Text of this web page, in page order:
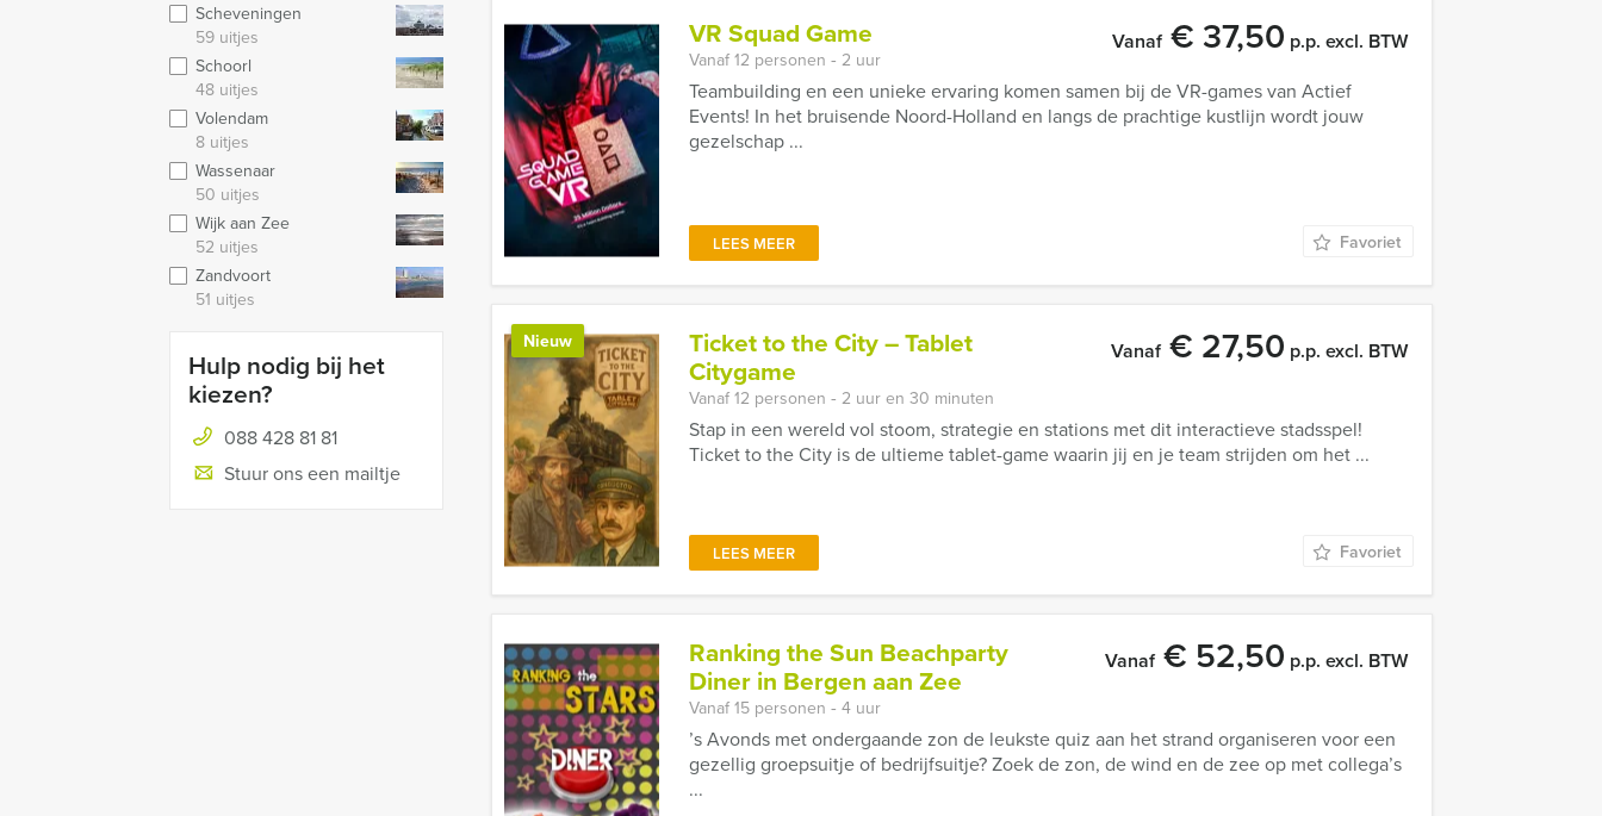
Scheveningen
59 uitjes
Schoorl
48 uitjes
Volendam
8 uitjes
Wassenaar
50 uitjes
Wijk aan Zee
52 uitjes
Zandvoort
51 uitjes
Hulp nodig bij het
kiezen?
088 428 81 81
Stuur ons een mailtje
VR Squad Game Vanaf€ 37,50 p.p. excl. BTW
Vanaf 12 personen ‐ 2 uur
Teambuilding en een unieke ervaring komen samen bij de VR-games van Actief
Events! In het bruisende Noord-Holland en langs de prachtige kustlijn wordt jouw
gezelschap ...
LEES MEER Favoriet
Ticket to the City – Tablet
Citygame
Nieuw Vanaf€ 27,50 p.p. excl. BTW
Vanaf 12 personen ‐ 2 uur en 30 minuten
Stap in een wereld vol stoom, strategie en stations met dit interactieve stadsspel!
Ticket to the City is de ultieme tablet-game waarin jij en je team strijden om het ...
LEES MEER Favoriet
Ranking the Sun Beachparty
Diner in Bergen aan Zee
Vanaf€ 52,50 p.p. excl. BTW
Vanaf 15 personen ‐ 4 uur
’s Avonds met ondergaande zon de leukste quiz aan het strand organiseren voor een
gezellig groepsuitje of bedrijfsuitje? Zoek de zon, de wind en de zee op met collega’s
...